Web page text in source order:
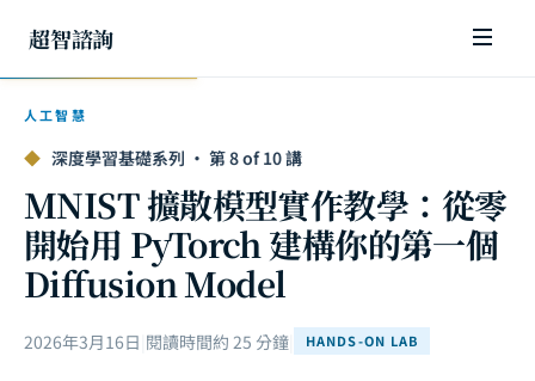
超智諮詢
人工智慧
◆ 深度學習基礎系列 · 第 8 of 10 講
MNIST 擴散模型實作教學：從零
開始用 PyTorch 建構你的第一個
Diffusion Model
2026年3月16日 閱讀時間約 25 分鐘 HANDS-ON LAB